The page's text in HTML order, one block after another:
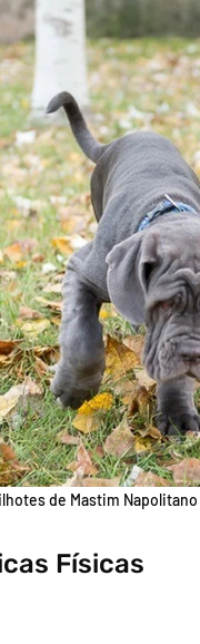
de Mastim
Físicas